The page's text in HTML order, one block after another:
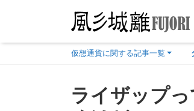
仮想通貨に関する記事一覧
ライザップ